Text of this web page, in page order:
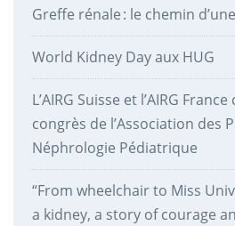
Greffe rénale : le chemin
World Kidney Day aux HUG
L’AIRG Suisse et l’AIRG
congrès de l’Association des
Néphrologie Pédiatrique
“From wheelchair to Miss
a kidney, a story of courage